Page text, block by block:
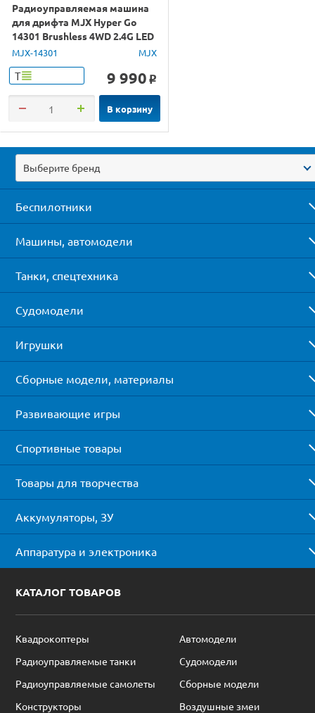
Радиоуправляемая машина
для дрифта MJX Hyper Go
14301 Brushless 4WD 2.4G LED
1/14 RTR
MJX-14301 MJX
Т 9 990 o
В корзину
Выберите бренд
Беспилотники
Машины, автомодели
Танки, спецтехника
Судомодели
Игрушки
Сборные модели, материалы
Развивающие игры
Спортивные товары
Товары для творчества
Аккумуляторы, ЗУ
Аппаратура и электроника
КАТАЛОГ ТОВАРОВ
Квадрокоптеры
Автомодели
Радиоуправляемые танки
Судомодели
Радиоуправляемые самолеты
Сборные модели
Конструкторы
Воздушные змеи